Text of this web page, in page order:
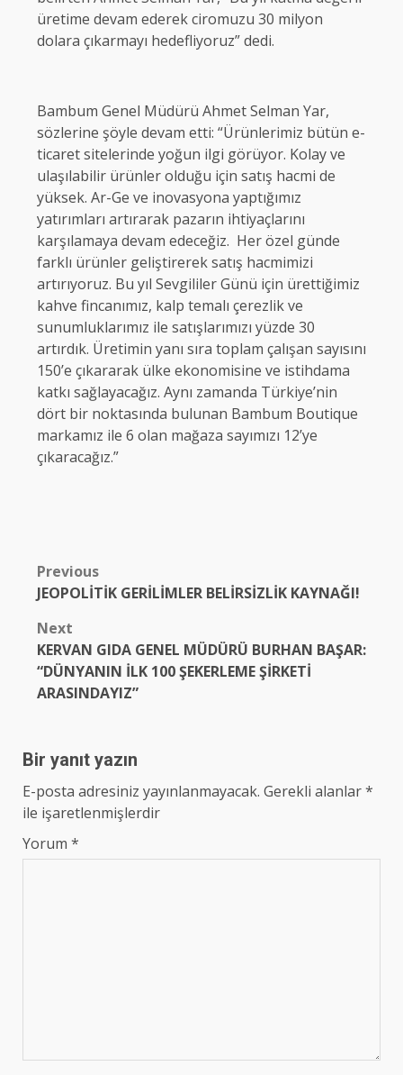
üretime devam ederek ciromuzu 30 milyon
dolara çıkarmayı hedefliyoruz” dedi.
Bambum Genel Müdürü Ahmet Selman Yar,
sözlerine şöyle devam etti: “Ürünlerimiz bütün e-
ticaret sitelerinde yoğun ilgi görüyor. Kolay ve
ulaşılabilir ürünler olduğu için satış hacmi de
yüksek. Ar-Ge ve inovasyona yaptığımız
yatırımları artırarak pazarın ihtiyaçlarını
karşılamaya devam edeceğiz. Her özel günde
farklı ürünler geliştirerek satış hacmimizi
artırıyoruz. Bu yıl Sevgililer Günü için ürettiğimiz
kahve fincanımız, kalp temalı çerezlik ve
sunumluklarımız ile satışlarımızı yüzde 30
artırdık. Üretimin yanı sıra toplam çalışan sayısını
150’e çıkararak ülke ekonomisine ve istihdama
katkı sağlayacağız. Aynı zamanda Türkiye’nin
dört bir noktasında bulunan Bambum Boutique
markamız ile 6 olan mağaza sayımızı 12’ye
çıkaracağız.”
Post
navigation
Previous
JEOPOLİTİK GERİLİMLER BELİRSİZLİK KAYNAĞI!
Next
KERVAN GIDA GENEL MÜDÜRÜ BURHAN BAŞAR:
“DÜNYANIN İLK 100 ŞEKERLEME ŞİRKETİ
ARASINDAYIZ”
Bir yanıt yazın
E-posta adresiniz yayınlanmayacak. Gerekli alanlar*
ile işaretlenmişlerdir
Yorum *